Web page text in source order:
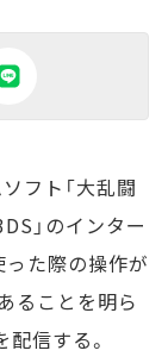
フト「大乱闘
」のインター
った際の操作が
ることを明ら
信する。